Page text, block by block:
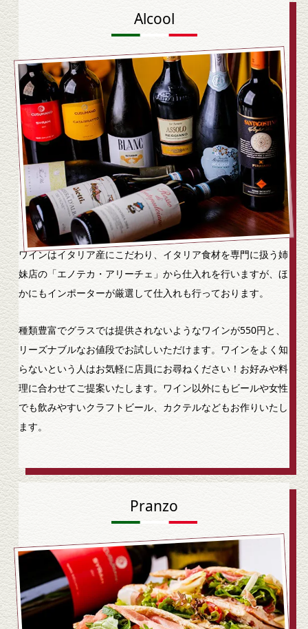
Alcool
ワインはイタリア産にこだわり、イタリア食材を専門に扱う姉
妹店の「エノテカ・アリーチェ」から仕入れを行いますが、ほ
かにもインポーターが厳選して仕入れも行っております。
種類豊富でグラスでは提供されないようなワインが550円と、
リーズナブルなお値段でお試しいただけます。ワインをよく知
らないという人はお気軽に店員にお尋ねください！お好みや料
理に合わせてご提案いたします。ワイン以外にもビールや女性
でも飲みやすいクラフトビール、カクテルなどもお作りいたし
ます。
Pranzo